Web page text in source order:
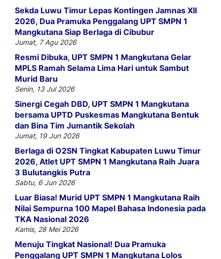
Sekda Luwu Timur Lepas Kontingen Jamnas XII
2026, Dua Pramuka Penggalang UPT SMPN 1
Mangkutana Siap Berlaga di Cibubur
Jumat, 7 Agu 2026
Resmi Dibuka, UPT SMPN 1 Mangkutana Gelar
MPLS Ramah Selama Lima Hari untuk Sambut
Murid Baru
Senin, 13 Jul 2026
Sinergi Cegah DBD, UPT SMPN 1 Mangkutana
bersama UPTD Puskesmas Mangkutana Bentuk
dan Bina Tim Jumantik Sekolah
Jumat, 19 Jun 2026
Berlaga di O2SN Tingkat Kabupaten Luwu Timur
2026, Atlet UPT SMPN 1 Mangkutana Raih Juara
3 Bulutangkis Putra
Sabtu, 6 Jun 2026
Luar Biasa! Murid UPT SMPN 1 Mangkutana Raih
Nilai Sempurna 100 Mapel Bahasa Indonesia pada
TKA Nasional 2026
Kamis, 28 Mei 2026
Menuju Tingkat Nasional! Dua Pramuka
Penggalang UPT SMPN 1 Mangkutana Lolos